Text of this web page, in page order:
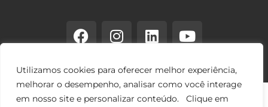
Utilizamos cookies para oferecer melhor experiência,
melhorar o desempenho, analisar como você interage
em nosso site e personalizar conteúdo. Clique em